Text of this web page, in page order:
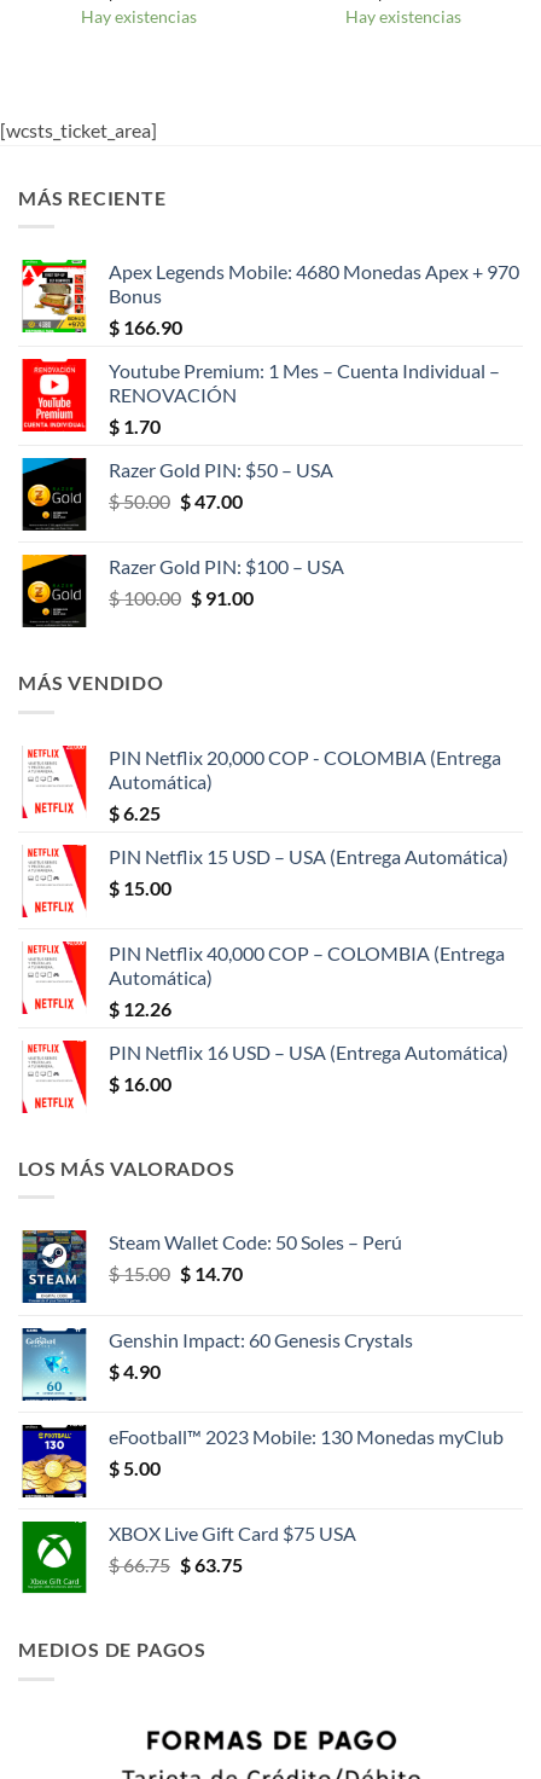
Hay existencias
Hay existencias
[wcsts_ticket_area]
MÁS RECIENTE
Apex Legends Mobile: 4680 Monedas Apex + 970
Bonus
$ 166.90
Youtube Premium: 1 Mes – Cuenta Individual –
RENOVACIÓN
$ 1.70
Razer Gold PIN: $50 – USA
$50.00 El
era:
$ 50.00.
$47.00El
es:
$ 47.00.
Razer Gold PIN: $100 – USA
$100.00 El
$91.00El
MÁS VENDIDO
PIN Netflix 20,000 COP - COLOMBIA (Entrega
Automática)
$6.25
PIN Netflix 15 USD – USA (Entrega Automática)
$ 15.00
PIN Netflix 40,000 COP – COLOMBIA (Entrega
Automática)
$ 12.26
PIN Netflix 16 USD – USA (Entrega Automática)
$ 16.00
LOS MÁS VALORADOS
Steam Wallet Code: 50 Soles – Perú
$15.00 El
era:
$14.70El
es:
Genshin Impact: 60 Genesis Crystals
$4.90
eFootball™ 2023 Mobile: 130 Monedas myClub
$5.00
XBOX Live Gift Card $75 USA
$66.75 El
era:
$63.75El
MEDIOS DE PAGOS